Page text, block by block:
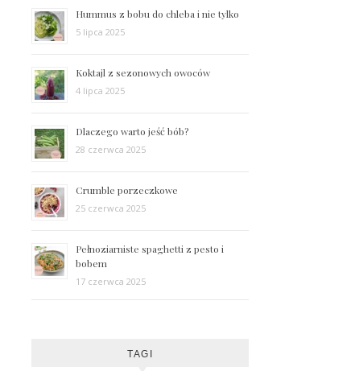
Hummus z bobu do chleba i nie tylko
5 lipca 2025
Koktajl z sezonowych owoców
4 lipca 2025
Dlaczego warto jeść bób?
28 czerwca 2025
Crumble porzeczkowe
25 czerwca 2025
Pełnoziarniste spaghetti z pesto i
bobem
17 czerwca 2025
TAGI